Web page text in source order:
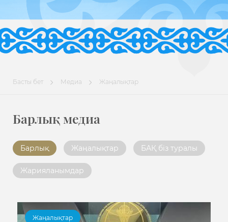
Басты бет Медиа Жаңалықтар
Барлық медиа
Барлық Жаңалықтар БАҚ біз туралы
Жарияланымдар
Жаңалықтар